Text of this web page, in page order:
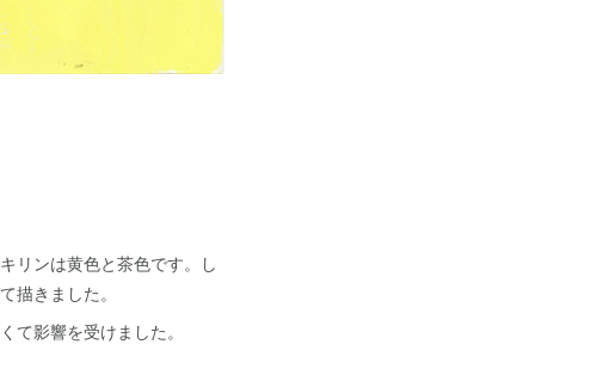
リンは黄色と茶色です。し
描きました。
て影響を受けました。